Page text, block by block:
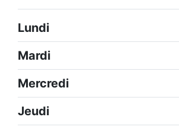
Lundi
Mardi
Mercredi
Jeudi